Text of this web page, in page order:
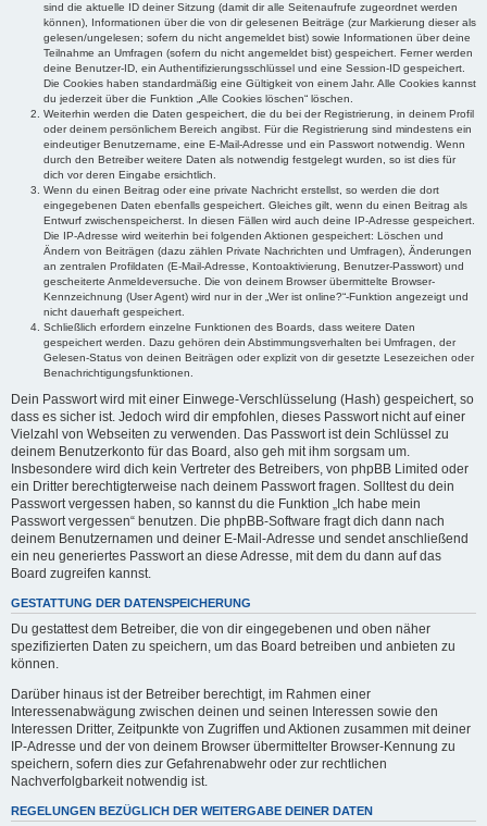
sind die aktuelle ID deiner Sitzung (damit dir alle Seitenaufrufe zugeordnet werden
können), Informationen über die von dir gelesenen Beiträge (zur Markierung dieser als
gelesen/ungelesen; sofern du nicht angemeldet bist) sowie Informationen über deine
Teilnahme an Umfragen (sofern du nicht angemeldet bist) gespeichert. Ferner werden
deine Benutzer-ID, ein Authentifizierungsschlüssel und eine Session-ID gespeichert.
Die Cookies haben standardmäßig eine Gültigkeit von einem Jahr. Alle Cookies kannst
du jederzeit über die Funktion „Alle Cookies löschen“ löschen.
Weiterhin werden die Daten gespeichert, die du bei der Registrierung, in deinem Profil
oder deinem persönlichem Bereich angibst. Für die Registrierung sind mindestens ein
eindeutiger Benutzername, eine E-Mail-Adresse und ein Passwort notwendig. Wenn
durch den Betreiber weitere Daten als notwendig festgelegt wurden, so ist dies für
dich vor deren Eingabe ersichtlich.
Wenn du einen Beitrag oder eine private Nachricht erstellst, so werden die dort
eingegebenen Daten ebenfalls gespeichert. Gleiches gilt, wenn du einen Beitrag als
Entwurf zwischenspeicherst. In diesen Fällen wird auch deine IP-Adresse gespeichert.
Die IP-Adresse wird weiterhin bei folgenden Aktionen gespeichert: Löschen und
Ändern von Beiträgen (dazu zählen Private Nachrichten und Umfragen), Änderungen
an zentralen Profildaten (E-Mail-Adresse, Kontoaktivierung, Benutzer-Passwort) und
gescheiterte Anmeldeversuche. Die von deinem Browser übermittelte Browser-
Kennzeichnung (User Agent) wird nur in der „Wer ist online?“-Funktion angezeigt und
nicht dauerhaft gespeichert.
Schließlich erfordern einzelne Funktionen des Boards, dass weitere Daten
gespeichert werden. Dazu gehören dein Abstimmungsverhalten bei Umfragen, der
Gelesen-Status von deinen Beiträgen oder explizit von dir gesetzte Lesezeichen oder
Benachrichtigungsfunktionen.
Dein Passwort wird mit einer Einwege-Verschlüsselung (Hash) gespeichert, so
dass es sicher ist. Jedoch wird dir empfohlen, dieses Passwort nicht auf einer
Vielzahl von Webseiten zu verwenden. Das Passwort ist dein Schlüssel zu
deinem Benutzerkonto für das Board, also geh mit ihm sorgsam um.
Insbesondere wird dich kein Vertreter des Betreibers, von phpBB Limited oder
ein Dritter berechtigterweise nach deinem Passwort fragen. Solltest du dein
Passwort vergessen haben, so kannst du die Funktion „Ich habe mein
Passwort vergessen“ benutzen. Die phpBB-Software fragt dich dann nach
deinem Benutzernamen und deiner E-Mail-Adresse und sendet anschließend
ein neu generiertes Passwort an diese Adresse, mit dem du dann auf das
Board zugreifen kannst.
GESTATTUNG DER DATENSPEICHERUNG
Du gestattest dem Betreiber, die von dir eingegebenen und oben näher
spezifizierten Daten zu speichern, um das Board betreiben und anbieten zu
können.
Darüber hinaus ist der Betreiber berechtigt, im Rahmen einer
Interessenabwägung zwischen deinen und seinen Interessen sowie den
Interessen Dritter, Zeitpunkte von Zugriffen und Aktionen zusammen mit deiner
IP-Adresse und der von deinem Browser übermittelter Browser-Kennung zu
speichern, sofern dies zur Gefahrenabwehr oder zur rechtlichen
Nachverfolgbarkeit notwendig ist.
REGELUNGEN BEZÜGLICH DER WEITERGABE DEINER DATEN